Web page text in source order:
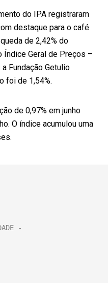
do IPA registraram
destaque para o café
de 2,42% do
Índice Geral de Preços –
Fundação Getulio
foi de 1,54%.
de 0,97% em junho
O índice acumulou uma